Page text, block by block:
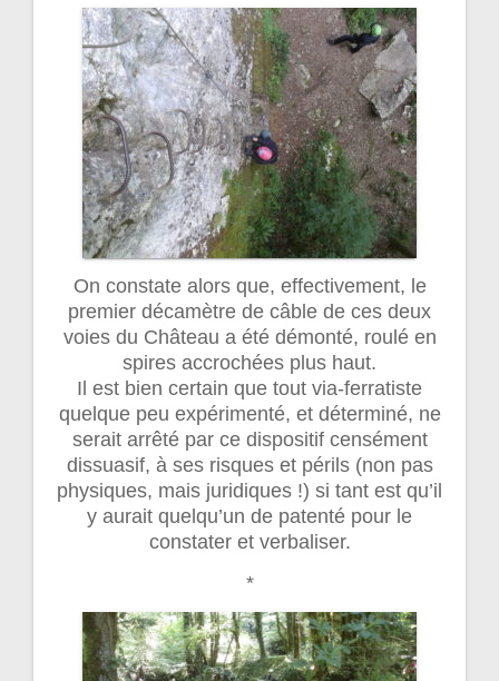
On constate alors que, effectivement, le
premier décamètre de câble de ces deux
voies du Château a été démonté, roulé en
spires accrochées plus haut.
Il est bien certain que tout via-ferratiste
quelque peu expérimenté, et déterminé, ne
serait arrêté par ce dispositif censément
dissuasif, à ses risques et périls (non pas
physiques, mais juridiques !) si tant est qu’il
y aurait quelqu’un de patenté pour le
constater et verbaliser.
*